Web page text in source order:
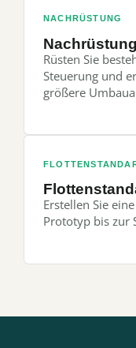
NACHRÜSTUNG
Nachrüstung
Rüsten Sie
Steuerung und
größere
Erstellen Sie
Prototyp bis zur